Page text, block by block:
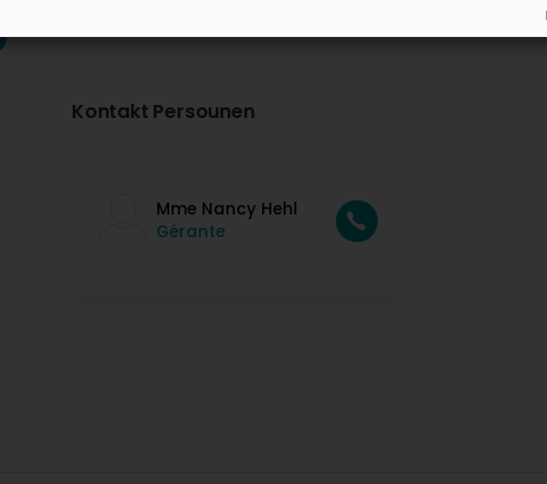
Kontakt Persounen
Mme Nancy Hehl
Gérante